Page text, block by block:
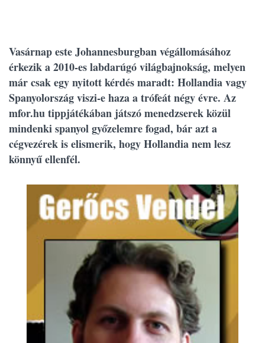
Vasárnap este Johannesburgban végállomásához
érkezik a 2010-es labdarúgó világbajnokság, melyen
már csak egy nyitott kérdés maradt: Hollandia vagy
Spanyolország viszi-e haza a trófeát négy évre. Az
mfor.hu tippjátékában játszó menedzserek közül
mindenki spanyol győzelemre fogad, bár azt a
cégvezérek is elismerik, hogy Hollandia nem lesz
könnyű ellenfél.